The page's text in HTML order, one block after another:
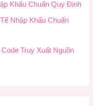
Khẩu Chuẩn Quy Định
Nhập Khẩu Chuẩn
Truy Xuất Nguồn